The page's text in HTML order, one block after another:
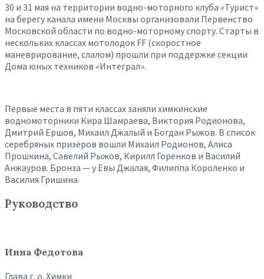
30 и 31 мая на территории водно-моторного клуба «Турист»
на берегу канала имени Москвы организовали Первенство
Московской области по водно-моторному спорту. Старты в
нескольких классах мотолодок FF (скоростное
маневрирование, слалом) прошли при поддержке секции
Дома юных техников «Интеграл».
Первые места в пяти классах заняли химкинские
водномоторники Кира Шамраева, Виктория Родионова,
Дмитрий Ершов, Михаил Джалый и Богдан Рыжов. В список
серебряных призёров вошли Михаил Родионов, Алиса
Прошкина, Савелий Рыжов, Кирилл Горенков и Василий
Анжауров. Бронза — у Евы Джалая, Филиппа Короленко и
Василия Гришина.
Руководство
Инна Федотова
Глава г. о. Химки